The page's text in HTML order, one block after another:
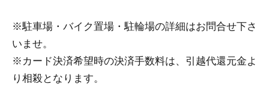
※駐車場・バイク置場・駐輪場の詳細はお問合せ下さ
いませ。
※カード決済希望時の決済手数料は、引越代還元金よ
り相殺となります。